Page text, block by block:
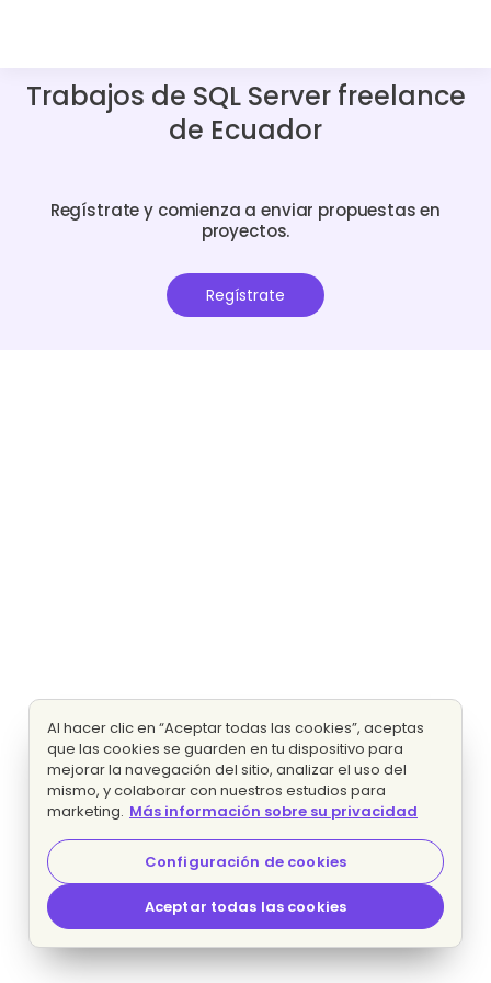
Trabajos de SQL Server freelance
de Ecuador
Regístrate y comienza a enviar propuestas en
proyectos.
Regístrate
Al hacer clic en “Aceptar todas las cookies”, aceptas
que las cookies se guarden en tu dispositivo para
mejorar la navegación del sitio, analizar el uso del
mismo, y colaborar con nuestros estudios para
marketing. Más información sobre su privacidad
Configuración de cookies
Aceptar todas las cookies